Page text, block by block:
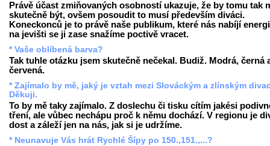
Právě účast zmiňovaných osobností ukazuje, že by tomu tak
skutečně být, ovšem posoudit to musí především diváci.
Koneckonců je to právě naše publikum, které nás nabíjí
na jevišti se ji zase snažíme poctivě vracet.
* Vaše oblíbená barva?
Tak tuhle otázku jsem skutečně nečekal. Budiž. Modrá, černá
červená.
* Zajímalo by mě, jaký je vztah mezi Slováckým a zlínským
Děkuji.
To by mě taky zajímalo. Z doslechu či tisku cítím jakési
tření, ale vůbec nechápu proč k němu dochází. V regionu je
dost a záleží jen na nás, jak si je udržíme.
* Neunavuje Vás hrát Rychlé Šípy po 150.,151.,...?